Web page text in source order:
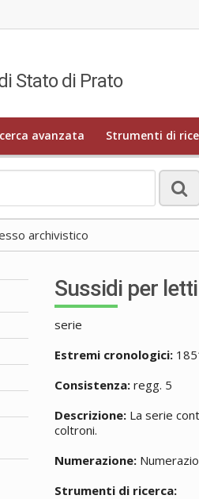
Stato di Prato
avanzata Strumenti di
archivistico
Sussidi per
serie
Estremi cronologici:
Consistenza: regg. 5
Descrizione: La serie
coltroni.
Numerazione:
Strumenti di ricerca: